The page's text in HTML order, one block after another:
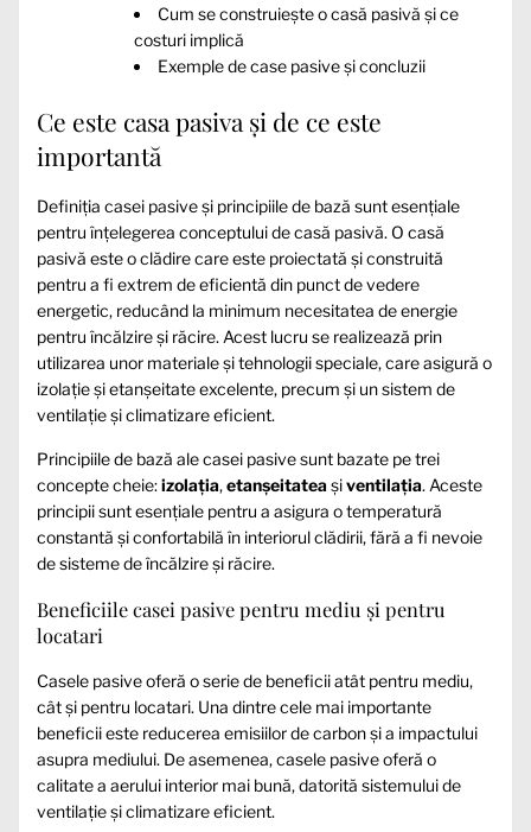
Cum se construiește o casă pasivă și ce
costuri implică
Exemple de case pasive și concluzii
Ce este casa pasiva și de ce este
importantă
Definiția casei pasive și principiile de bază sunt esențiale
pentru înțelegerea conceptului de casă pasivă. O casă
pasivă este o clădire care este proiectată și construită
pentru a fi extrem de eficientă din punct de vedere
energetic, reducând la minimum necesitatea de energie
pentru încălzire și răcire. Acest lucru se realizează prin
utilizarea unor materiale și tehnologii speciale, care asigură o
izolație și etanșeitate excelente, precum și un sistem de
ventilație și climatizare eficient.
Principiile de bază ale casei pasive sunt bazate pe trei
concepte cheie:izolația,etanșeitateașiventilația. Aceste
principii sunt esențiale pentru a asigura o temperatură
constantă și confortabilă în interiorul clădirii, fără a fi nevoie
de sisteme de încălzire și răcire.
Beneficiile casei pasive pentru mediu și pentru
locatari
Casele pasive oferă o serie de beneficii atât pentru mediu,
cât și pentru locatari. Una dintre cele mai importante
beneficii este reducerea emisiilor de carbon și a impactului
asupra mediului. De asemenea, casele pasive oferă o
calitate a aerului interior mai bună, datorită sistemului de
ventilație și climatizare eficient.